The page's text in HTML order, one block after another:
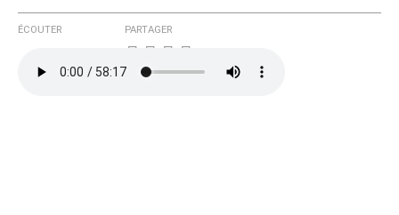
ÉCOUTER PARTAGER